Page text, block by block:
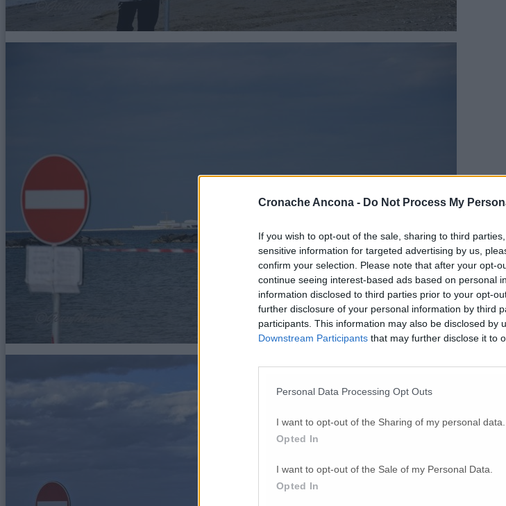
Cronache Ancona - Do Not Process My
If you wish to opt-out of the sale, sharing to third
sensitive information for targeted advertising by us,
confirm your selection. Please note that after your opt-
continue seeing interest-based ads based on personal
information disclosed to third parties prior to your opt-
further disclosure of your personal information by third
participants. This information may also be disclosed by
Downstream Participants that may further disclose it to
Personal Data Processing Opt Outs
I want to opt-out of the Sharing of my personal data.
Opted In
I want to opt-out of the Sale of my Personal Data.
Opted In